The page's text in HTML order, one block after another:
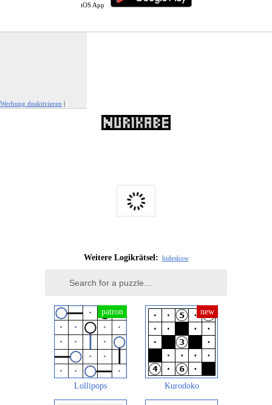
iOS App
Werbung deaktivieren |
Weitere Logikrätsel: hideshow
Lollipops Kurodoko